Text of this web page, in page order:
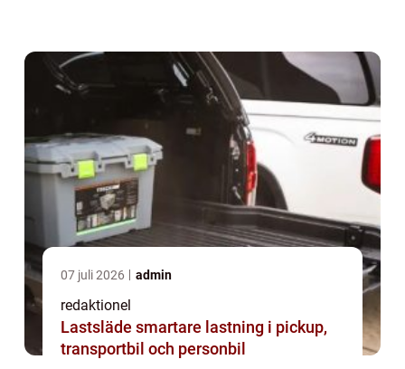
07 juli 2026 admin
redaktionel
Lastsläde smartare lastning i pickup,
transportbil och personbil